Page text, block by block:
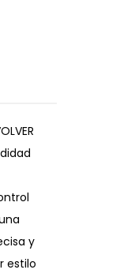
y
estilo